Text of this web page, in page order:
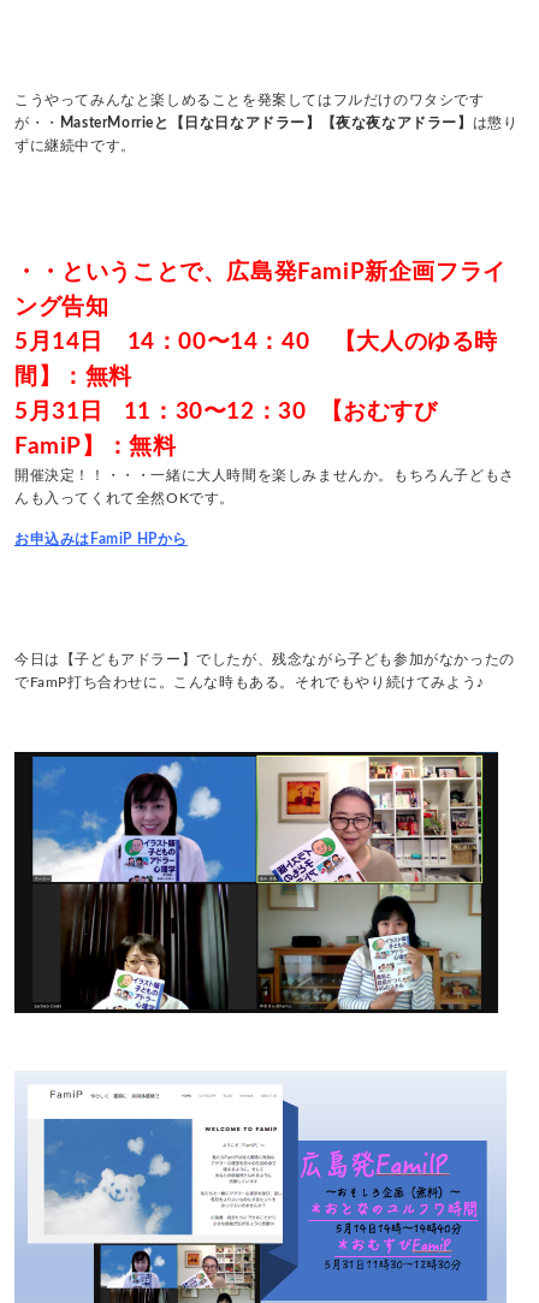
こうやってみんなと楽しめることを発案してはフルだけのワタシです
が・・
MasterMorrieと【日な日なアドラー】【夜な夜なアドラー】 は懲り
ずに継続中です。
・・ということで、広島発FamiP新企画フライ
ング告知
5月14日 14：00〜14：40 【大人のゆる時
間】：無料
5月31日 11：30〜12：30 【おむすび
FamiP】：無料
開催決定！！・・・一緒に大人時間を楽しみませんか。もちろん子どもさ
んも入ってくれて全然OKです。
お申込みはFamiP HPから
今日は【子どもアドラー】でしたが、残念ながら子ども参加がなかったの
でFamP打ち合わせに。こんな時もある。それでもやり続けてみよう♪